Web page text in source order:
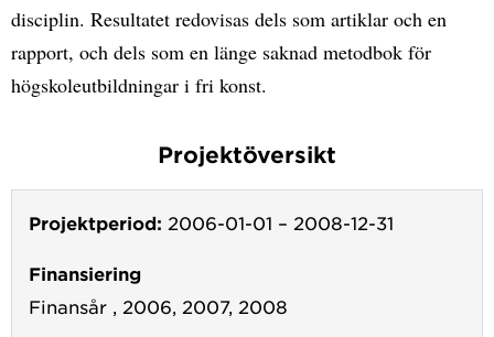
disciplin. Resultatet redovisas dels som artiklar och en
rapport, och dels som en länge saknad metodbok för
högskoleutbildningar i fri konst.
Projektöversikt
Projektperiod: 2006-01-01 – 2008-12-31
Finansiering
Finansår , 2006, 2007, 2008